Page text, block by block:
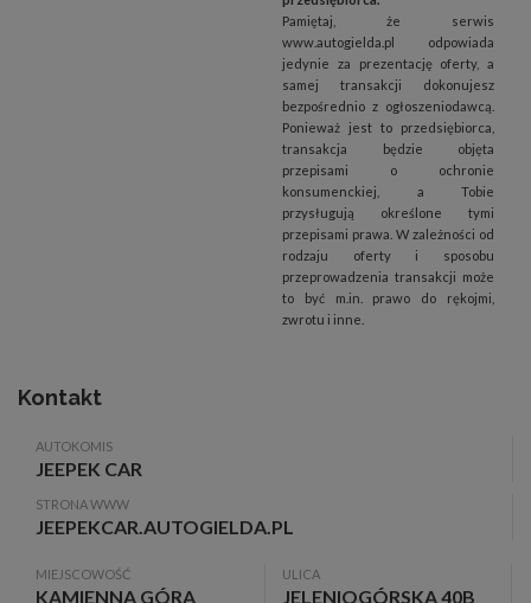
Pamiętaj, że serwis
www.autogielda.pl odpowiada
jedynie za prezentację oferty, a
samej transakcji dokonujesz
bezpośrednio z ogłoszeniodawcą.
Ponieważ jest to przedsiębiorca,
transakcja będzie objęta
przepisami o ochronie
konsumenckiej, a Tobie
przysługują określone tymi
przepisami prawa. W zależności od
rodzaju oferty i sposobu
przeprowadzenia transakcji może
to być m.in. prawo do rękojmi,
zwrotu i inne.
Kontakt
AUTOKOMIS
JEEPEK CAR
STRONA WWW
JEEPEKCAR.AUTOGIELDA.PL
MIEJSCOWOŚĆ
KAMIENNA GÓRA
ULICA
JELENIOGÓRSKA 40B